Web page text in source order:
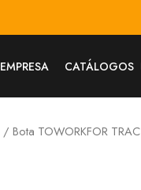
EMPRESA CATÁLOGOS
/ Bota TOWORKFOR